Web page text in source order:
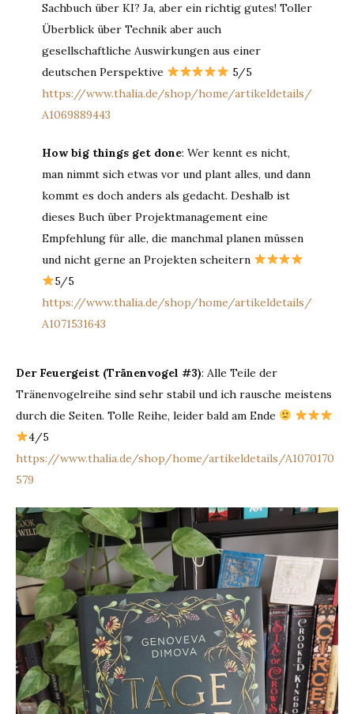
Sachbuch über KI? Ja, aber ein richtig gutes! Toller
Überblick über Technik aber auch
gesellschaftliche Auswirkungen aus einer
deutschen Perspektive
5/5
https://www.thalia.de/shop/home/artikeldetails/
A1069889443
How big things get done: Wer kennt es nicht,
man nimmt sich etwas vor und plant alles, und dann
kommt es doch anders als gedacht. Deshalb ist
dieses Buch über Projektmanagement eine
Empfehlung für alle, die manchmal planen müssen
und nicht gerne an Projekten scheitern
5/5
https://www.thalia.de/shop/home/artikeldetails/
A1071531643
Der Feuergeist (Tränenvogel #3): Alle Teile der
Tränenvogelreihe sind sehr stabil und ich rausche meistens
durch die Seiten. Tolle Reihe, leider bald am Ende
4/5
https://www.thalia.de/shop/home/artikeldetails/A1070170
579